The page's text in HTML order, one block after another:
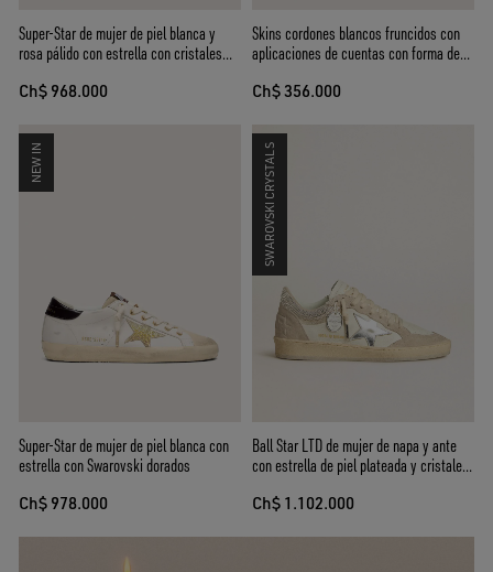
Super-Star de mujer de piel blanca y
rosa pálido con estrella con cristales
Ch$ 968.000
Skins cordones blancos fruncidos con
aplicaciones de cuentas con forma de
Ch$ 356.000
NEW IN
Super-Star de mujer de piel blanca con
estrella con Swarovski dorados
Ch$ 978.000
SWAROVSKI CRYSTALS
Ball Star LTD de mujer de napa y ante
con estrella de piel plateada y cristales
Ch$ 1.102.000